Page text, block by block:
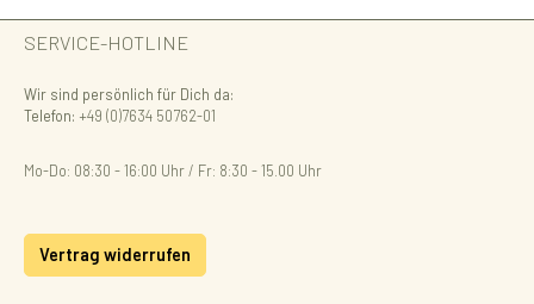
SERVICE-HOTLINE
Wir sind persönlich für Dich da:
Telefon: +49 (0)7634 50762-01
Mo-Do: 08:30 - 16:00 Uhr / Fr: 8:30 - 15.00 Uhr
Vertrag widerrufen